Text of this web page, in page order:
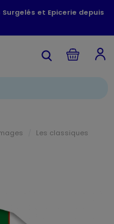
et Epicerie depuis
Les classiques